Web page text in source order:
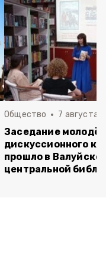
Общество 7 августа ,
Заседание
дискуссионного
прошло в
центральной